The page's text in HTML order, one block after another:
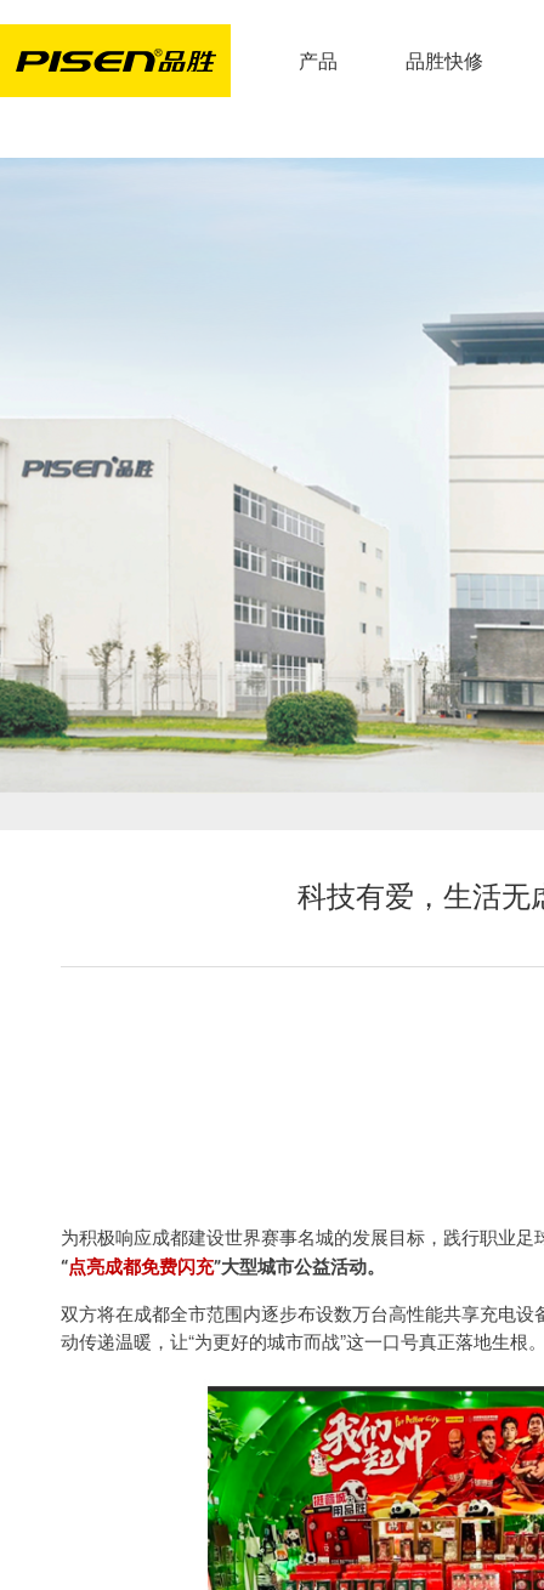
产品 品胜快修
科技有爱，生活无
为积极响应成都建设世界赛事名城的发展目标，践行职业足
“点亮成都免费闪充”大型城市公益活动。
双方将在成都全市范围内逐步布设数万台高性能共享充电
动传递温暖，让“为更好的城市而战”这一口号真正落地生根